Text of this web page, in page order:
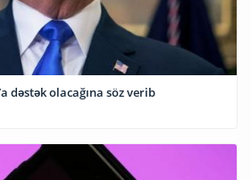
dəstək olacağına söz verib